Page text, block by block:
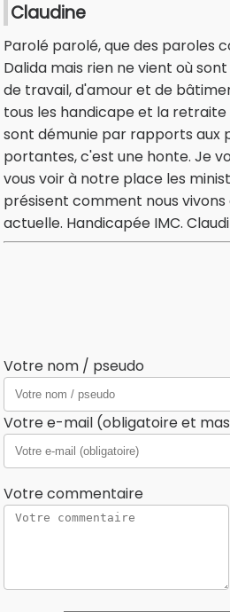
Claudine
Parolé parolé, que des paroles
Dalida mais rien ne vient où
de travail, d'amour et de
tous les handicape et la retraite
sont démunie par rapports aux
portantes, c'est une honte. Je
vous voir à notre place les
présisent comment nous vivons
actuelle. Handicapée IMC.
Votre nom / pseudo
Votre e-mail (obligatoire et
Votre commentaire